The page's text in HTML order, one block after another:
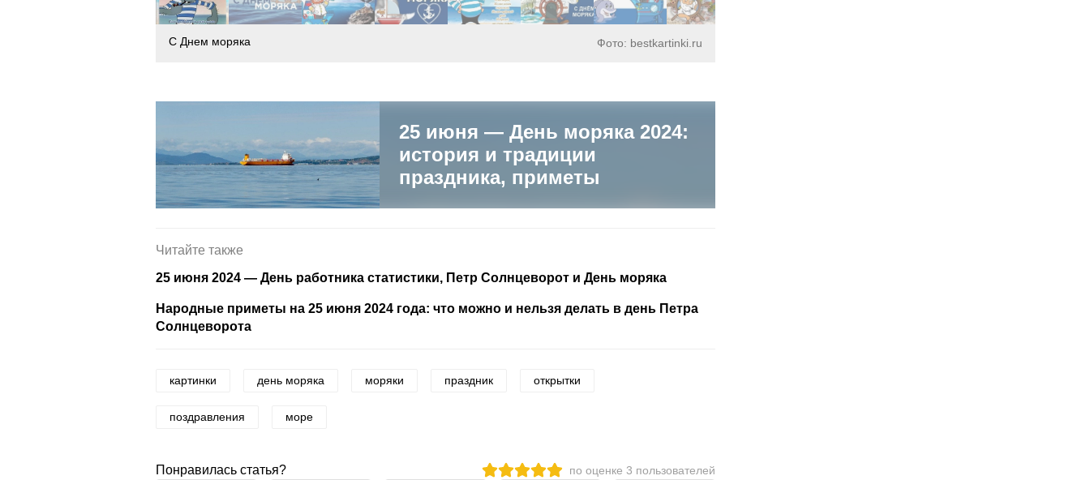
С Днем моряка Фото: bestkartinki.ru
25 июня — День моряка 2024:
история и традиции
праздника, приметы
Читайте также
25 июня 2024 — День работника статистики, Петр Солнцеворот и День моряка
Народные приметы на 25 июня 2024 года: что можно и нельзя делать в день Петра
Солнцеворота
картинки день моряка моряки праздник открытки
поздравления море
Понравилась статья? по оценке 3 пользователей